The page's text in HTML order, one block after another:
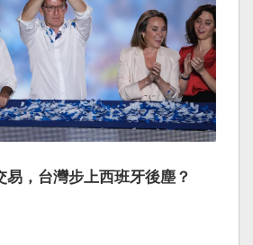
易，台灣步上西班牙後塵？